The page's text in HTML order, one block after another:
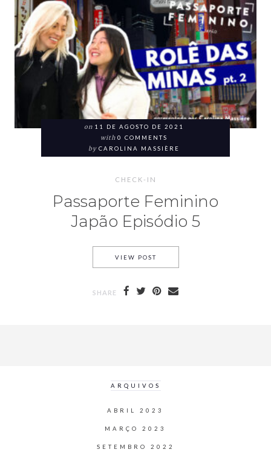
on 11 DE AGOSTO DE 2021
with 0 COMMENTS
by CAROLINA MASSIÈRE
CHECK-IN
Passaporte Feminino
Japão Episódio 5
VIEW POST
SHARE
ARQUIVOS
ABRIL 2023
MARÇO 2023
SETEMBRO 2022